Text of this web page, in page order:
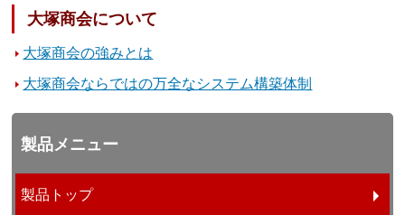
大塚商会について
大塚商会の強みとは
大塚商会ならではの万全なシステム構築体制
製品メニュー
製品トップ